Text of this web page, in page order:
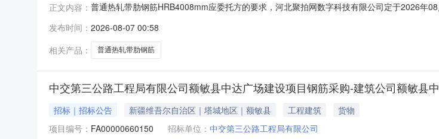
正文内容： 普通热轧带肋钢筋HRB4008mm应委托方的要求，河北聚拍网数字科技有限公司定于2026年
取线下现场看货的方式进行，各意向竞买人应遵守《网络竞价规则》中现场看货的约定，一
发布时间： 2026-08-07 00:58
相关产品：
普通热轧带肋钢筋
中交第三公路工程局有限公司额敏县中达广场建设项目钢筋采购-建筑公司额敏县
招标｜招标公告 新疆维吾尔自治区｜塔城地区｜额敏县 工程建筑
货物
项目编号： FA00000660150 招标单位： 中交第三公路工程局有限公司